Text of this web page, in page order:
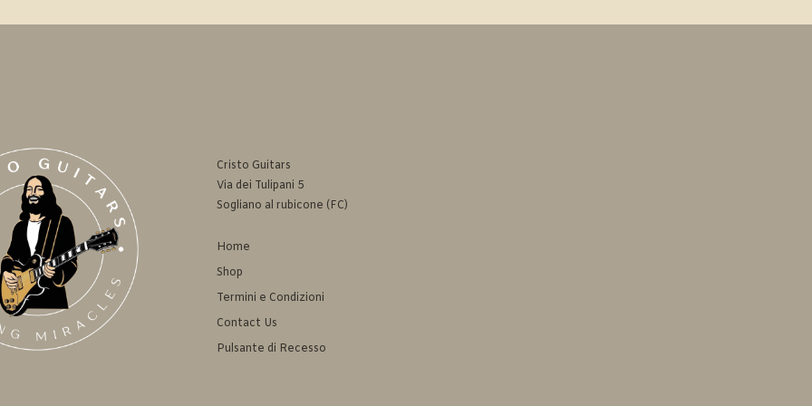
Cristo Guitars
Via dei Tulipani 5
Sogliano al rubicone (FC)
Home
Shop
Termini e Condizioni
Contact Us
Pulsante di Recesso